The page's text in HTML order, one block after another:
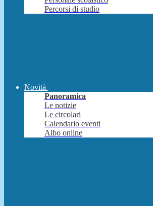
Percorsi di studio
Novità
Panoramica
Le notizie
Le circolari
Calendario eventi
Albo online